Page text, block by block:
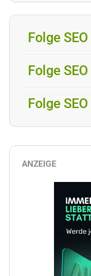
Folge
Folge
Folge
ANZEIGE